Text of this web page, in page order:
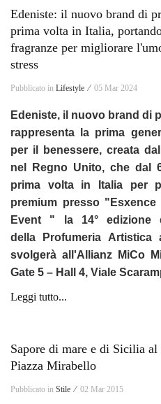
Edeniste: il nuovo brand di
prima volta in Italia,
fragranze per migliorare
stress
Pubblicato in Lifestyle ⁄ 05 Mar 2024
Edeniste, il nuovo brand di
rappresenta la prima
per il benessere, creata
nel Regno Unito, che dal
prima volta in Italia per
premium presso "
Event " la 14° edizione
della
Profumeria
svolgerà all'Allianz MiCo
Gate 5 – Hall 4, Viale
Leggi tutto...
Sapore di mare e di Sicilia
Piazza Mirabello
Pubblicato in Stile ⁄ 02 Mar 2015